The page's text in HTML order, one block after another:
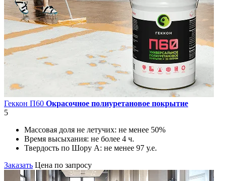
Геккон П60 Окрасочное полиуретановое покрытие
5
Массовая доля не летучих: не менее 50%
Время высыхания: не более 4 ч.
Твердость по Шору А: не менее 97 у.е.
Заказать Цена по запросу